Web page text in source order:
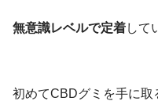
無意識レベルで定着して
初めてCBDグミを手に取